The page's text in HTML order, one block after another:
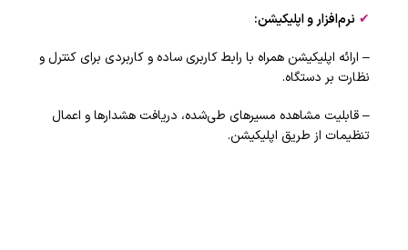
✔ نرم‌افزار و اپلیکیشن:
– ارائه اپلیکیشن همراه با رابط کاربری ساده و کاربردی برای کنترل و
نظارت بر دستگاه.
– قابلیت مشاهده مسیرهای طی‌شده، دریافت هشدارها و اعمال
تنظیمات از طریق اپلیکیشن.